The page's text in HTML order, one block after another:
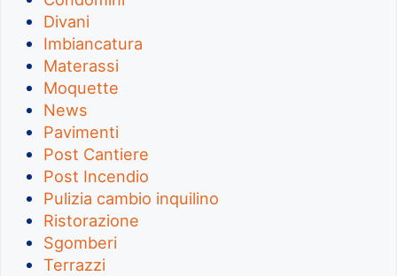
Divani
Imbiancatura
Materassi
Moquette
News
Pavimenti
Post Cantiere
Post Incendio
Pulizia cambio inquilino
Ristorazione
Sgomberi
Terrazzi